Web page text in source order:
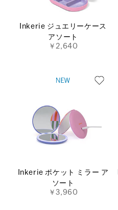
Inkerie ジュエリーケース
アソート
￥2,640
Inkerie ポケット ミラー ア
ソート
￥3,960